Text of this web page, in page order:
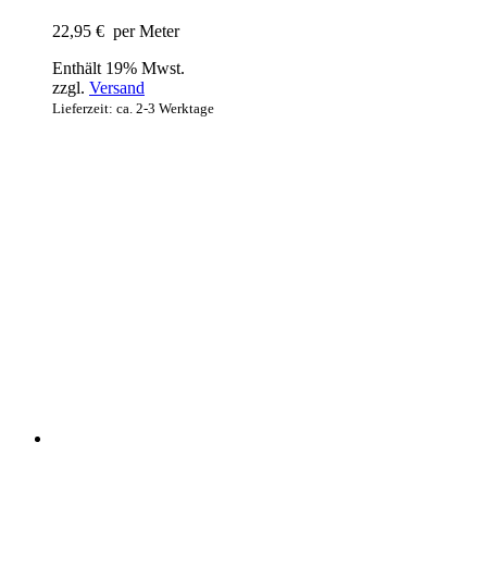
22,95 € per Meter
Enthält 19% Mwst.
zzgl. Versand
Lieferzeit: ca. 2-3 Werktage